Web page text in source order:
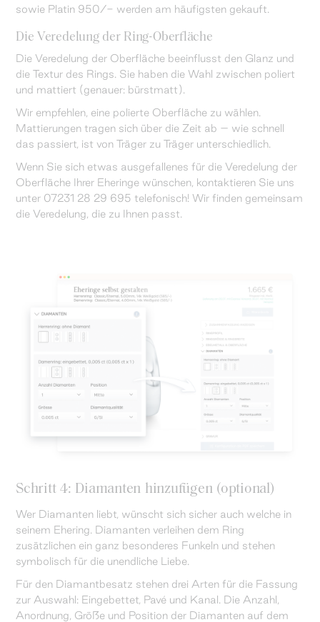
sowie Platin 950/- werden am häufigsten gekauft.
Die Veredelung der Ring-Oberfläche
Die Veredelung der Oberfläche beeinflusst den Glanz und
die Textur des Rings. Sie haben die Wahl zwischen poliert
und mattiert (genauer: bürstmatt).
Wir empfehlen, eine polierte Oberfläche zu wählen.
Mattierungen tragen sich über die Zeit ab – wie schnell
das passiert, ist von Träger zu Träger unterschiedlich.
Wenn Sie sich etwas ausgefallenes für die Veredelung der
Oberfläche Ihrer Eheringe wünschen, kontaktieren Sie uns
unter 07231 28 29 695 telefonisch! Wir finden gemeinsam
die Veredelung, die zu Ihnen passt.
Schritt 4: Diamanten hinzufügen (optional)
Wer Diamanten liebt, wünscht sich sicher auch welche in
seinem Ehering. Diamanten verleihen dem Ring
zusätzlichen ein ganz besonderes Funkeln und stehen
symbolisch für die unendliche Liebe.
Für den Diamantbesatz stehen drei Arten für die Fassung
zur Auswahl: Eingebettet, Pavé und Kanal. Die Anzahl,
Anordnung, Größe und Position der Diamanten auf dem